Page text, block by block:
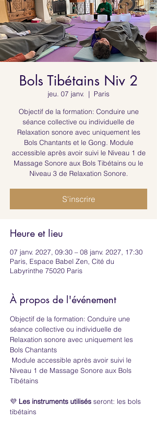
Bols Tibétains Niv 2
jeu. 07 janv.
  |
Paris
Objectif de la formation: Conduire une
séance collective ou individuelle de
Relaxation sonore avec uniquement les
Bols Chantants et le Gong. Module
accessible après avoir suivi le Niveau 1 de
Massage Sonore aux Bols Tibétains ou le
Niveau 3 de Relaxation Sonore.
S'inscrire
Heure et lieu
07 janv. 2027, 09:30 – 08 janv. 2027, 17:30
Paris, Espace Babel Zen, Cité du
Labyrinthe 75020 Paris
À propos de l'événement
Objectif de la formation: Conduire une
séance collective ou individuelle de
Relaxation sonore avec uniquement les
Bols Chantants
Niveau 1 de Massage Sonore aux Bols
Tibétains
💜 Les instruments utilisés seront: les bols
tibétains